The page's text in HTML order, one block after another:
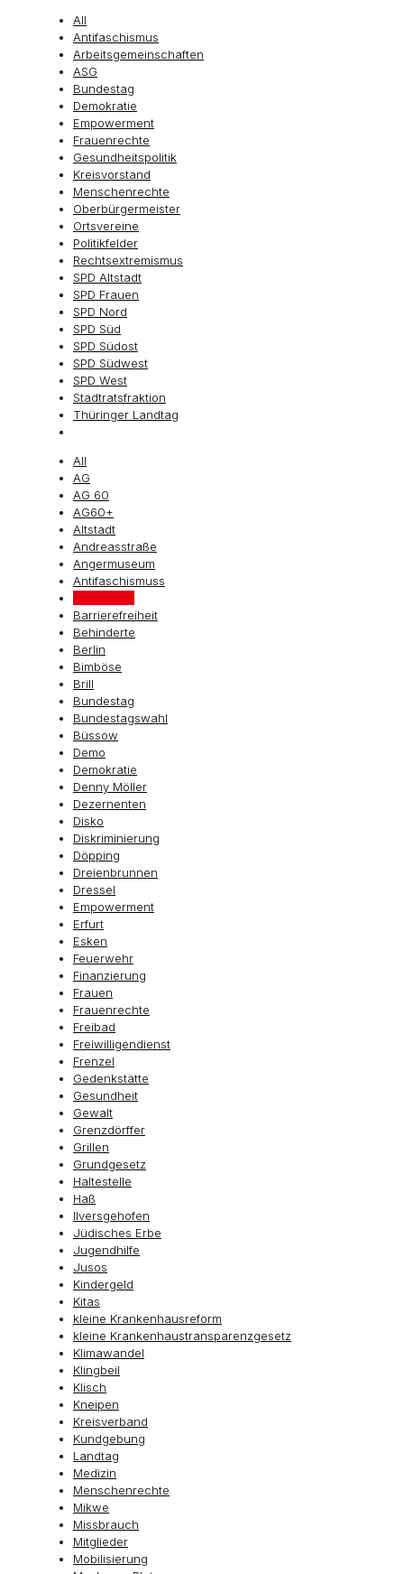
All
Antifaschismus
Arbeitsgemeinschaften
ASG
Bundestag
Demokratie
Empowerment
Frauenrechte
Gesundheitspolitik
Kreisvorstand
Menschenrechte
Oberbürgermeister
Ortsvereine
Politikfelder
Rechtsextremismus
SPD Altstadt
SPD Frauen
SPD Nord
SPD Süd
SPD Südost
SPD Südwest
SPD West
Stadtratsfraktion
Thüringer Landtag
All
AG
AG 60
AG60+
Altstadt
Andreasstraße
Angermuseum
Antifaschismuss
Barrierefreiheit
Behinderte
Berlin
Bimböse
Brill
Bundestag
Bundestagswahl
Büssow
Demo
Demokratie
Denny Möller
Dezernenten
Disko
Diskriminierung
Döpping
Dreienbrunnen
Dressel
Empowerment
Erfurt
Esken
Feuerwehr
Finanzierung
Frauen
Frauenrechte
Freibad
Freiwilligendienst
Frenzel
Gedenkstätte
Gesundheit
Gewalt
Grenzdörffer
Grillen
Grundgesetz
Haltestelle
Haß
Ilversgehofen
Jüdisches Erbe
Jugendhilfe
Jusos
Kindergeld
Kitas
kleine Krankenhausreform
kleine Krankenhaustransparenzgesetz
Klimawandel
Klingbeil
Klisch
Kneipen
Kreisverband
Kundgebung
Landtag
Medizin
Menschenrechte
Mikwe
Missbrauch
Mitglieder
Mobilisierung